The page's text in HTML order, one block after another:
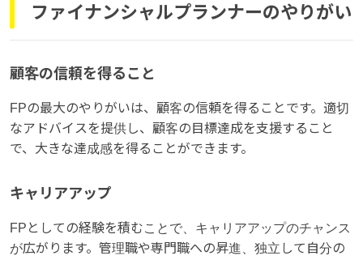
ファイナンシャルプランナーのやりがい
顧客の信頼を得ること
FPの最大のやりがいは、顧客の信頼を得ることです。適切
なアドバイスを提供し、顧客の目標達成を支援すること
で、大きな達成感を得ることができます。
キャリアアップ
FPとしての経験を積むことで、キャリアアップのチャンス
が広がります。管理職や専門職への昇進、独立して自分の